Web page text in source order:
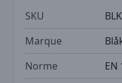
SKU
Marque
Norme
EN